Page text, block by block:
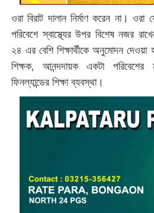
ওরা বিরাট দালান নির্মাণ করেন না।
পরিবেশে স্বাস্থ্যের উপর বিশেষ নজর
২৪ এর বেশি শিক্ষার্থীকে অনুমোদন দেওয়া
শিক্ষক, আনন্দদায়ক একটা
ফিনল্যান্ডের শিক্ষা ব্যবস্থা।